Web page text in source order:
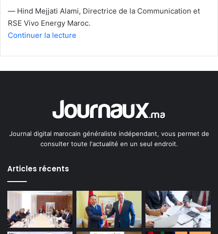
— Hind Mejjati Alami, Directrice de la Communication et
RSE Vivo Energy Maroc.
Continuer la lecture
Journal digital marocain généraliste indépendant, vous permet de
consulter toute l'actualité en un seul endroit.
Articles récents